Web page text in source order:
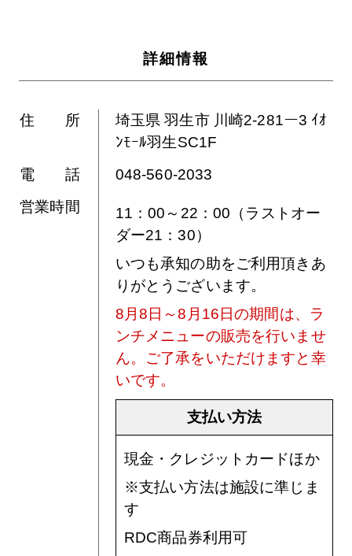
詳細情報
住 所
埼玉県 羽生市 川崎2-281ー3 ｲｵ
ﾝﾓｰﾙ羽生SC1F
電 話
048-560-2033
営業時間
11：00～22：00（ラストオー
ダー21：30）
いつも承知の助をご利用頂きあ
りがとうございます。
8月8日～8月16日の期間は、ラ
ンチメニューの販売を行いませ
ん。ご了承をいただけますと幸
いです。
支払い方法
現金・クレジットカードほか
※支払い方法は施設に準じま
す
RDC商品券利用可